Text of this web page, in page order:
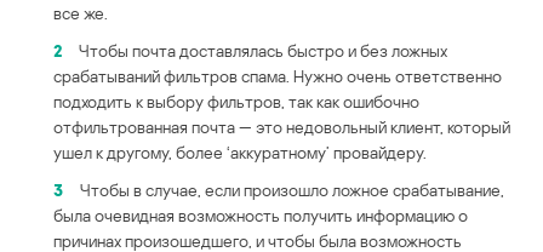
все же.
2
Чтобы почта доставлялась быстро и без ложных
срабатываний фильтров спама. Нужно очень ответственно
подходить к выбору фильтров, так как ошибочно
отфильтрованная почта — это недовольный клиент, который
ушел к другому, более ‘аккуратному’ провайдеру.
3
Чтобы в случае, если произошло ложное срабатывание,
была очевидная возможность получить информацию о
причинах произошедшего, и чтобы была возможность